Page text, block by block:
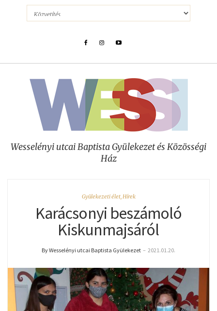
Wesselényi utcai Baptista Gyülekezet és Közösségi
Ház
Gyülekezeti élet,Hírek
Karácsonyi beszámoló
Kiskunmajsáról
By Wesselényi utcai Baptista Gyülekezet – 2021.01.20.